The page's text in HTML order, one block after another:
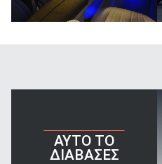
AYTO TO
ΔΙΑΒΑΣΕΣ